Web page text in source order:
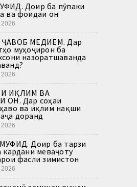
Доир ба пӯпаки
ва фоидаи он
МЕДИҲЕМ. Дар
муҳоҷирон ба
назоратшаванда
ИҚЛИМ ВА
ОН. Дар соҳаи
ва иқлим нақши
доранд
Доир ба тарзи
кардани меваҷоту
фасли зимистон